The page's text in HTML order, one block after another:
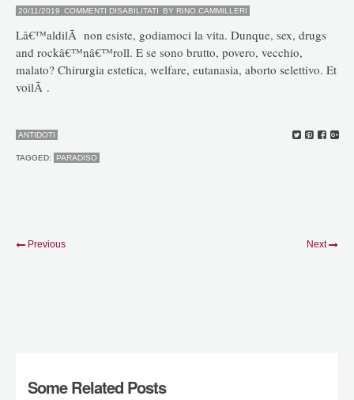
20/11/2019 COMMENTI DISABILITATI SU
BY RINO.CAMMILLERI
Lâ€™aldilÃ non esiste, godiamoci la vita. Dunque, sex, drugs
and rockâ€™nâ€™roll. E se sono brutto, povero, vecchio,
malato? Chirurgia estetica, welfare, eutanasia, aborto selettivo. Et
voilÃ .
ANTIDOTI
TAGGED: PARADISO
Previous Next
Some Related Posts